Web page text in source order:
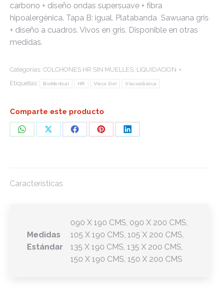
carbono + diseño ondas supersuave + fibra
hipoalergénica. Tapa B: igual. Platabanda Sawuana gris
+ diseño a cuadros. Vivos en gris. Disponible en otras
medidas.
Categorías: COLCHONES HR SIN MUELLES, LIQUIDACION
Etiquetas:
BioMedical HR Visco Gel Viscoelástica
Comparte este producto
Share
Share
Share
Share
Share
Características
Medidas
Estándar
090 X 190 CMS, 090 X 200 CMS,
105 X 190 CMS, 105 X 200 CMS,
135 X 190 CMS, 135 X 200 CMS,
150 X 190 CMS, 150 X 200 CMS